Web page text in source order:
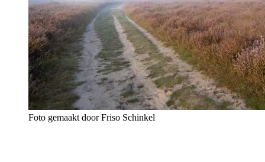
Foto gemaakt door Friso Schinkel